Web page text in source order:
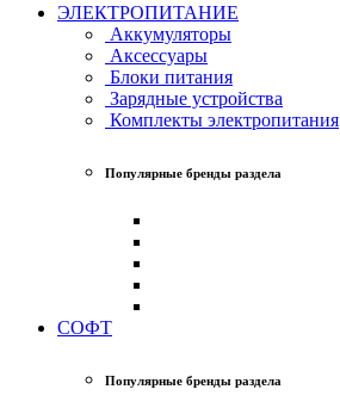
ЭЛЕКТРОПИТАНИЕ
Аккумуляторы
Аксессуары
Блоки питания
Зарядные устройства
Комплекты электропитания
Популярные бренды раздела
СОФТ
Популярные бренды раздела